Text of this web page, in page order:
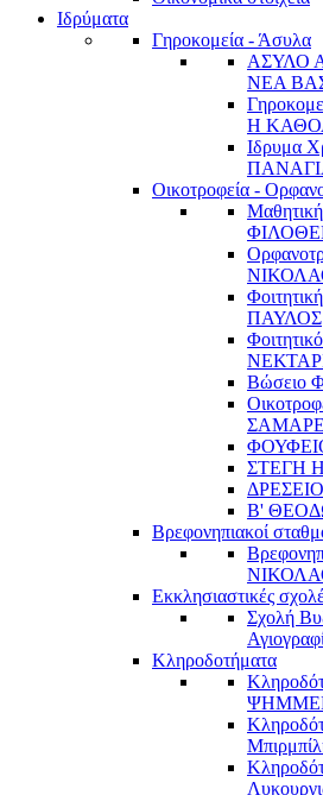
Ιδρύματα
Γηροκομεία - Άσυλα
ΑΣΥΛΟ
ΝΕΑ
Η
Ιδρυμα
Οικοτροφεία -
ΠΑΥΛΟΣ
Βώσειο
ΦΟΥΦΕΙΟ
ΣΤΕΓΗ
ΔΡΕΣΕΙΟ
Β'
Βρεφονηπιακοί
Εκκλησιαστικές
Σχολή
Κληροδοτήματα